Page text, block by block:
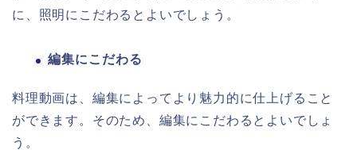
に、照明にこだわるとよいでしょう。
編集にこだわる
料理動画は、編集によってより魅力的に仕上げること
ができます。そのため、編集にこだわるとよいでしょ
う。